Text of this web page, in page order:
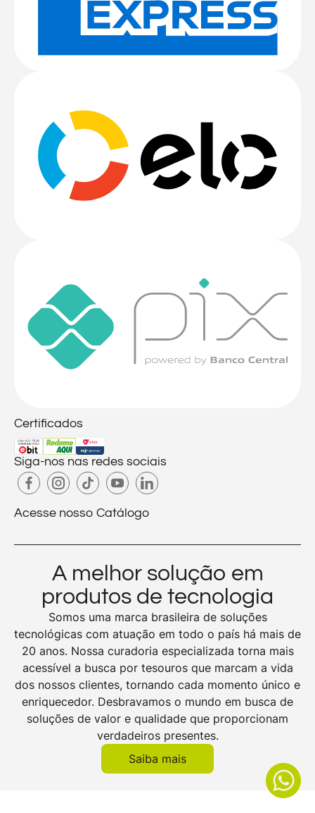
Certificados
Siga-nos nas redes sociais
Acesse nosso Catálogo
A melhor solução em
produtos de tecnologia
Somos uma marca brasileira de soluções
tecnológicas com atuação em todo o país há mais de
20 anos. Nossa curadoria especializada torna mais
acessível a busca por tesouros que marcam a vida
dos nossos clientes, tornando cada momento único e
enriquecedor. Desbravamos o mundo em busca de
soluções de valor e qualidade que proporcionam
verdadeiros presentes.
Saiba mais